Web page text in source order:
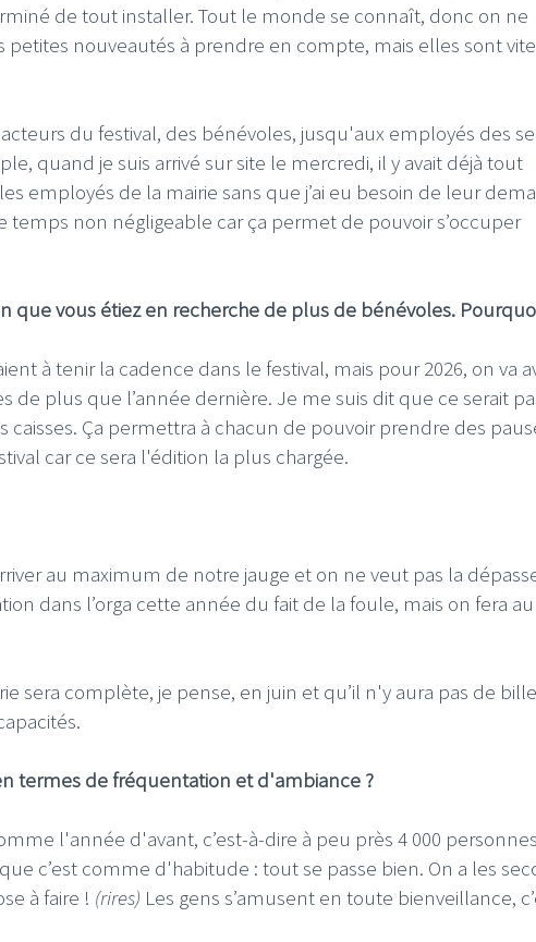
de tout installer. Tout le monde se connaît, donc on ne
petites nouveautés à prendre en compte, mais elles sont vite
du festival, des bénévoles, jusqu'aux employés des
quand je suis arrivé sur site le mercredi, il y avait déjà tout
employés de la mairie sans que j’ai eu besoin de leur
temps non négligeable car ça permet de pouvoir s’occuper
que vous étiez en recherche de plus de bénévoles.
à tenir la cadence dans le festival, mais pour 2026, on va
de plus que l’année dernière. Je me suis dit que ce serait
Ça permettra à chacun de pouvoir prendre des
car ce sera l'édition la plus chargée.
au maximum de notre jauge et on ne veut pas la
dans l’orga cette année du fait de la foule, mais on fera au
sera complète, je pense, en juin et qu’il n'y aura pas de
termes de fréquentation et d'ambiance ?
l'année d'avant, c’est-à-dire à peu près 4 000
c’est comme d'habitude : tout se passe bien. On a les
à faire ! (rires) Les gens s’amusent en toute bienveillance,